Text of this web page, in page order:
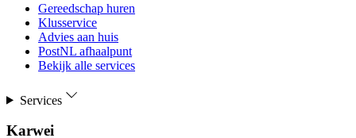
Gereedschap huren
Klusservice
Advies aan huis
PostNL afhaalpunt
Bekijk alle services
Services
Karwei